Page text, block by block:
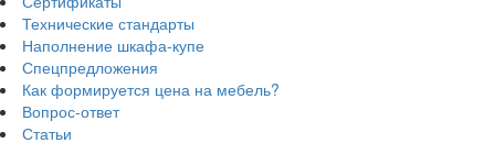
Технические стандарты
Наполнение шкафа-купе
Спецпредложения
Как формируется цена на мебель?
Вопрос-ответ
Статьи